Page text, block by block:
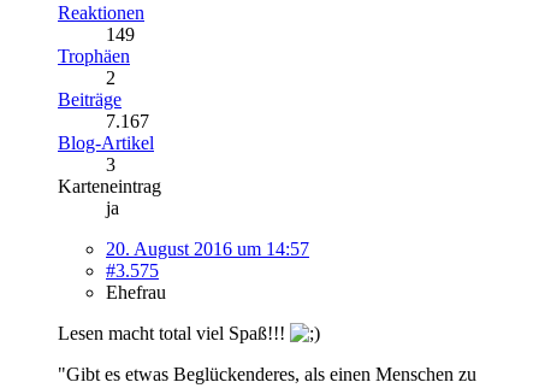
Reaktionen
149
Trophäen
2
Beiträge
7.167
Blog-Artikel
3
Karteneintrag
ja
20. August 2016 um 14:57
#3.575
Ehefrau
Lesen macht total viel Spaß!!!
"Gibt es etwas Beglückenderes, als einen Menschen zu